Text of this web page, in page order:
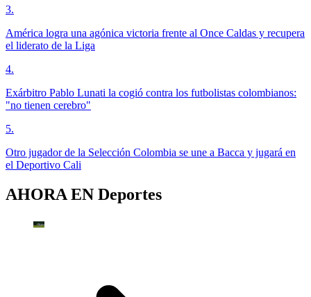
3.
América logra una agónica victoria frente al Once Caldas y recupera
el liderato de la Liga
4.
Exárbitro Pablo Lunati la cogió contra los futbolistas colombianos:
"no tienen cerebro"
5.
Otro jugador de la Selección Colombia se une a Bacca y jugará en
el Deportivo Cali
AHORA EN Deportes